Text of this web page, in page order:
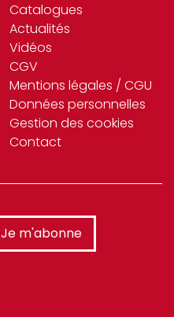
Catalogues
Actualités
Vidéos
CGV
Mentions légales / CGU
Données personnelles
Gestion des cookies
Contact
Je m'abonne